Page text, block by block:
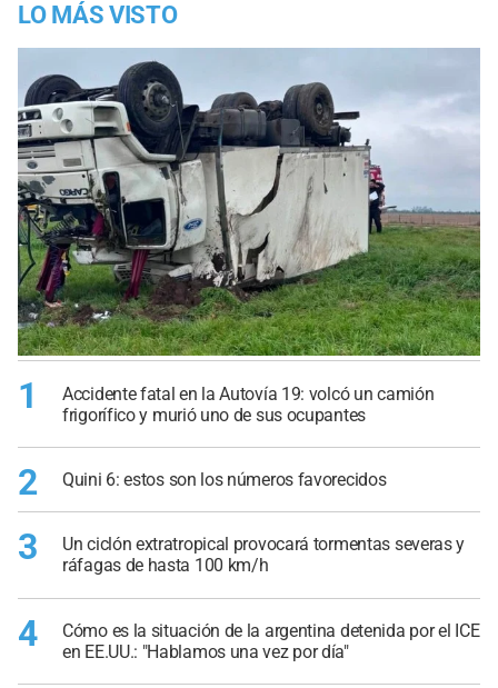
LO MÁS VISTO
1
Accidente fatal en la Autovía 19: volcó un camión
frigorífico y murió uno de sus ocupantes
2 Quini 6: estos son los números favorecidos
3
Un ciclón extratropical provocará tormentas severas y
ráfagas de hasta 100 km/h
4
Cómo es la situación de la argentina detenida por el ICE
en EE.UU.: "Hablamos una vez por día"